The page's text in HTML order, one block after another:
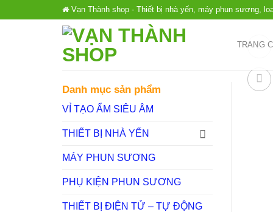
đến
Vạn Thành shop - Thiết bị nhà yến, máy phun sương,
TRANG
Danh mục sản phẩm
VỈ TẠO ẨM SIÊU ÂM
THIẾT BỊ NHÀ YẾN
MÁY PHUN SƯƠNG
PHỤ KIỆN PHUN SƯƠNG
THIẾT BỊ ĐIỆN TỬ – TỰ ĐỘNG